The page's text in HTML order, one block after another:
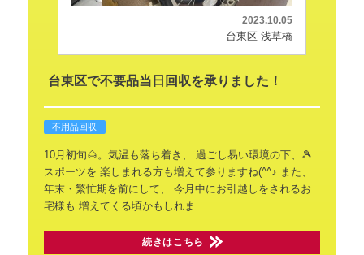
2023.10.05
台東区 浅草橋
台東区で不要品当日回収を承りました！
不用品回収
10月初旬🌰。気温も落ち着き、
過ごし易い環境の下、🎾
スポーツを 楽しまれる方も増えて参りますね(^^♪ また、
年末・繁忙期を前にして、
今月中にお引越しをされるお
宅様も 増えてくる頃かもしれま
続きはこちら